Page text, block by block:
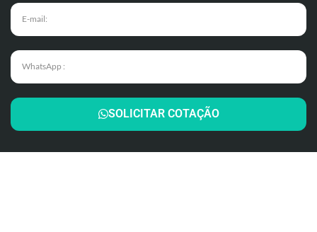
SOLICITAR COTAÇÃO